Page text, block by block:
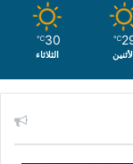
℃
30
℃
الثلاثاء